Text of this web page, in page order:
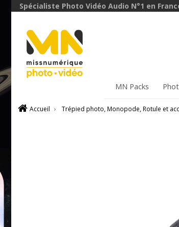
Spécialiste Photo Vidéo Audio N°1 en
MN Packs
Accueil › Trépied photo, Monopode, Rotule et